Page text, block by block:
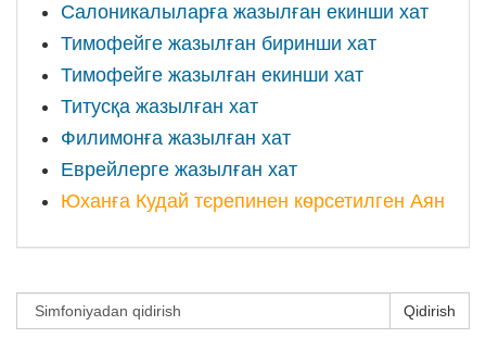
Салоникалыларға жазылған екинши хат
Тимофейге жазылған биринши хат
Тимофейге жазылған екинши хат
Титусқа жазылған хат
Филимонға жазылған хат
Еврейлерге жазылған хат
Юханға Кудай тєрепинен кѳрсетилген Аян
Qidirish